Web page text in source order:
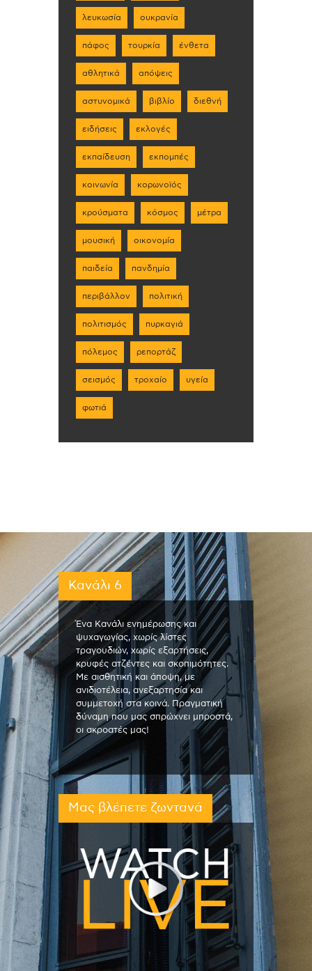
λευκωσία ουκρανία
πάφος τουρκία ένθετα
αθλητικά απόψεις
αστυνομικά βιβλίο διεθνή
ειδήσεις εκλογές
εκπαίδευση εκπομπές
κοινωνία κορωνοϊός
κρούσματα κόσμος μέτρα
μουσική οικονομία
παιδεία πανδημία
περιβάλλον πολιτική
πολιτισμός πυρκαγιά
πόλεμος ρεπορτάζ
σεισμός τροχαίο υγεία
φωτιά
Κανάλι 6
Ένα Κανάλι ενημέρωσης και
ψυχαγωγίας, χωρίς λίστες
τραγουδιών, χωρίς εξαρτήσεις,
κρυφές ατζέντες και σκοπιμότητες.
Με αισθητική και άποψη, με
ανιδιοτέλεια, ανεξαρτησία και
συμμετοχή στα κοινά. Πραγματική
δύναμη που μας σπρώχνει μπροστά,
οι ακροατές μας!
Μας βλέπετε ζωντανά